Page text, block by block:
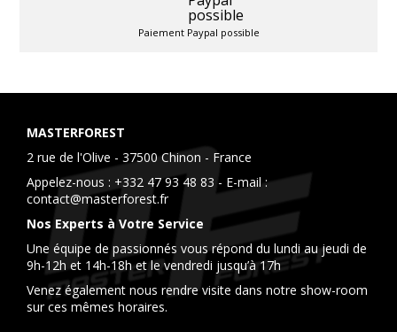
Paiement Paypal possible
MASTERFOREST
2 rue de l'Olive - 37500 Chinon - France
Appelez-nous : +332 47 93 48 83 - E-mail :
contact@masterforest.fr
Nos Experts à Votre Service
Une équipe de passionnés vous répond du lundi au jeudi de
9h-12h et 14h-18h et le vendredi jusqu’à 17h
Venez également nous rendre visite dans notre show-room
sur ces mêmes horaires.